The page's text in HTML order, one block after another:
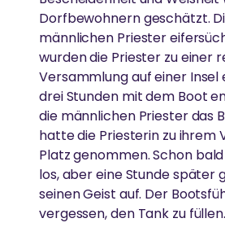
Dorfbewohnern geschätzt.
männlichen Priester
wurden die Priester zu einer
Versammlung auf einer Insel
drei Stunden mit dem Boot
die männlichen Priester das
hatte die Priesterin zu ihrem
Platz genommen. Schon
los, aber eine Stunde später
seinen Geist auf. Der
vergessen, den Tank zu